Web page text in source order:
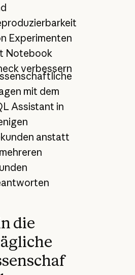
Experimenten
Notebook
verbessern
mit dem
Assistant in
anstatt
die